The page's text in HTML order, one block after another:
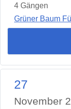
4 Gängen
Grüner Baum
27
November